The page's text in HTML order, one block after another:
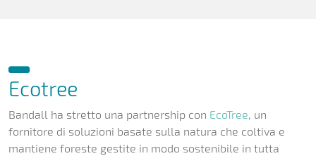
Ecotree
Bandall ha stretto una partnership con EcoTree, un
fornitore di soluzioni basate sulla natura che coltiva e
mantiene foreste gestite in modo sostenibile in tutta